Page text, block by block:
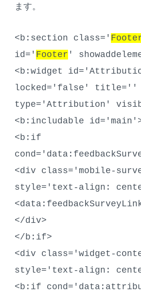
ます。
<b:section class='
id=' Footer '
<b:widget
locked='false' title=''
type='Attribution'
<b:includable
<b:if
<div class='mobile-
style='text-align:
</div>
</b:if>
<div class='widget-
style='text-align:
<b:if